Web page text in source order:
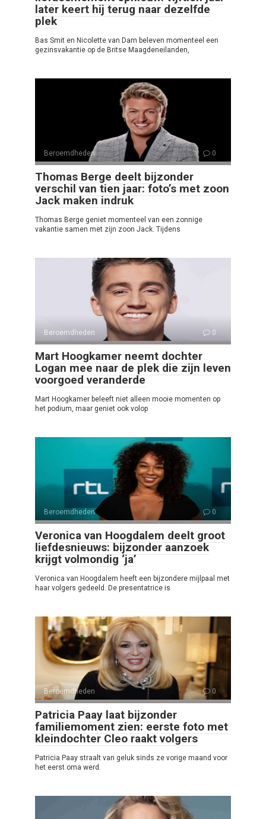
later keert hij terug naar dezelfde
plek
Bas Smit en Nicolette van Dam beleven momenteel een
gezinsvakantie op de Britse Maagdeneilanden,
Beroemdheden 0
Thomas Berge deelt bijzonder
verschil van tien jaar: foto’s met zoon
Jack maken indruk
Thomas Berge geniet momenteel van een zonnige
vakantie samen met zijn zoon Jack. Tijdens
Beroemdheden 0
Mart Hoogkamer neemt dochter
Logan mee naar de plek die zijn leven
voorgoed veranderde
Mart Hoogkamer beleeft niet alleen mooie momenten op
het podium, maar geniet ook volop
Beroemdheden 0
Veronica van Hoogdalem deelt groot
liefdesnieuws: bijzonder aanzoek
krijgt volmondig ‘ja’
Veronica van Hoogdalem heeft een bijzondere mijlpaal met
haar volgers gedeeld. De presentatrice is
Beroemdheden 0
Patricia Paay laat bijzonder
familiemoment zien: eerste foto met
kleindochter Cleo raakt volgers
Patricia Paay straalt van geluk sinds ze vorige maand voor
het eerst oma werd.